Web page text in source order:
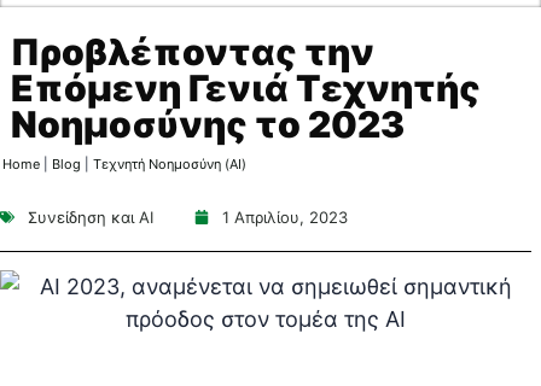
Προβλέποντας την
Επόμενη Γενιά Τεχνητής
Νοημοσύνης το 2023
Home| Blog Τεχνητή Νοημοσύνη (AI)
Συνείδηση και AI 1 Απριλίου, 2023